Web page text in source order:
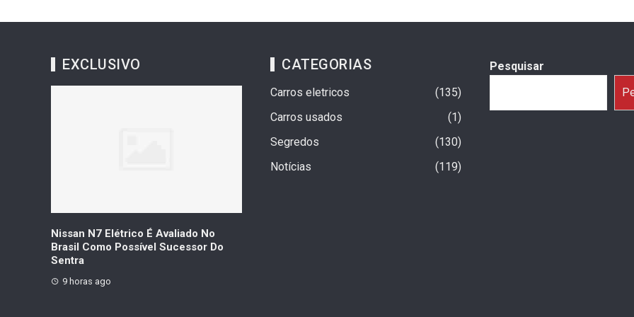
EXCLUSIVO
Nissan N7 Elétrico É Avaliado No
Brasil Como Possível Sucessor Do
Sentra
9 horas ago
CATEGORIAS
Carros eletricos
135
Carros usados
1
Segredos
130
Notícias
119
Pesquisar